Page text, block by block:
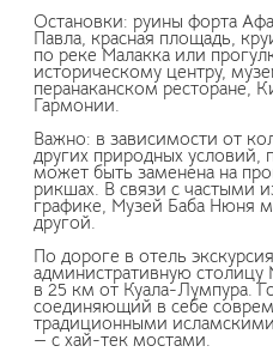
Остановки: руины форта
Павла, красная площадь,
по реке Малакка или
историческому центру,
перанаканском ресторане,
Гармонии.
Важно: в зависимости от
других природных условий,
может быть заменена на
рикшах. В связи с частыми
графике, Музей Баба Нюня
другой.
По дороге в отель
административную
в 25 км от Куала-Лумпура.
соединяющий в себе
традиционными
— с хай-тек мостами.